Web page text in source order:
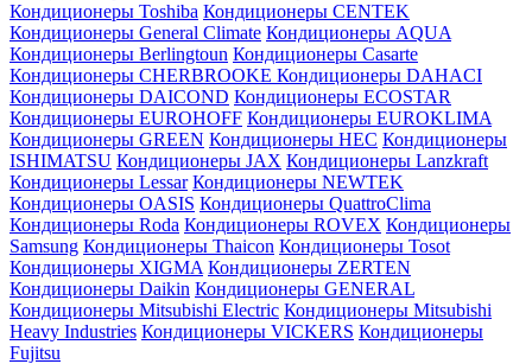
Кондиционеры Toshiba Кондиционеры CENTEK
Кондиционеры General Climate Кондиционеры AQUA
Кондиционеры Berlingtoun Кондиционеры Casarte
Кондиционеры CHERBROOKE Кондиционеры DAHACI
Кондиционеры DAICOND Кондиционеры ECOSTAR
Кондиционеры EUROHOFF Кондиционеры EUROKLIMA
Кондиционеры GREEN Кондиционеры HEC Кондиционеры
ISHIMATSU Кондиционеры JAX Кондиционеры Lanzkraft
Кондиционеры Lessar Кондиционеры NEWTEK
Кондиционеры OASIS Кондиционеры QuattroClima
Кондиционеры Roda Кондиционеры ROVEX Кондиционеры
Samsung Кондиционеры Thaicon Кондиционеры Tosot
Кондиционеры XIGMA Кондиционеры ZERTEN
Кондиционеры Daikin Кондиционеры GENERAL
Кондиционеры Mitsubishi Electric Кондиционеры Mitsubishi
Heavy Industries Кондиционеры VICKERS Кондиционеры
Fujitsu